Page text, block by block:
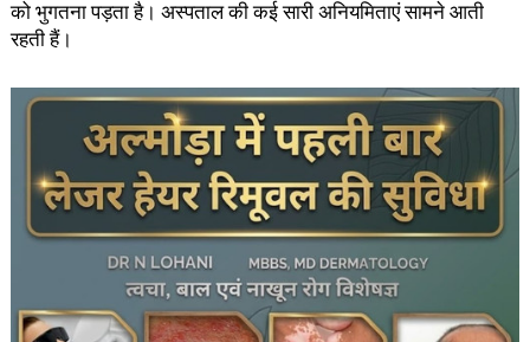
को भुगतना पड़ता है। अस्पताल की कई सारी अनियमिताएं सामने आती
रहती हैं।